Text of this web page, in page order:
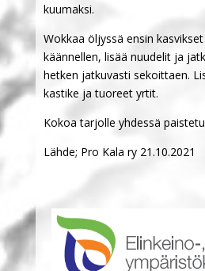
kuumaksi.
Wokkaa öljyssä ensin
käännellen, lisää nuudelit ja
hetken jatkuvasti sekoittaen.
kastike ja tuoreet yrtit.
Kokoa tarjolle yhdessä
Lähde; Pro Kala ry 21.10.2021